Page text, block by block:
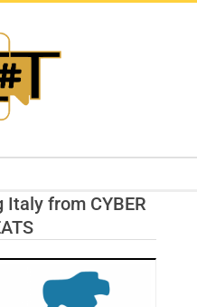
from CYBER